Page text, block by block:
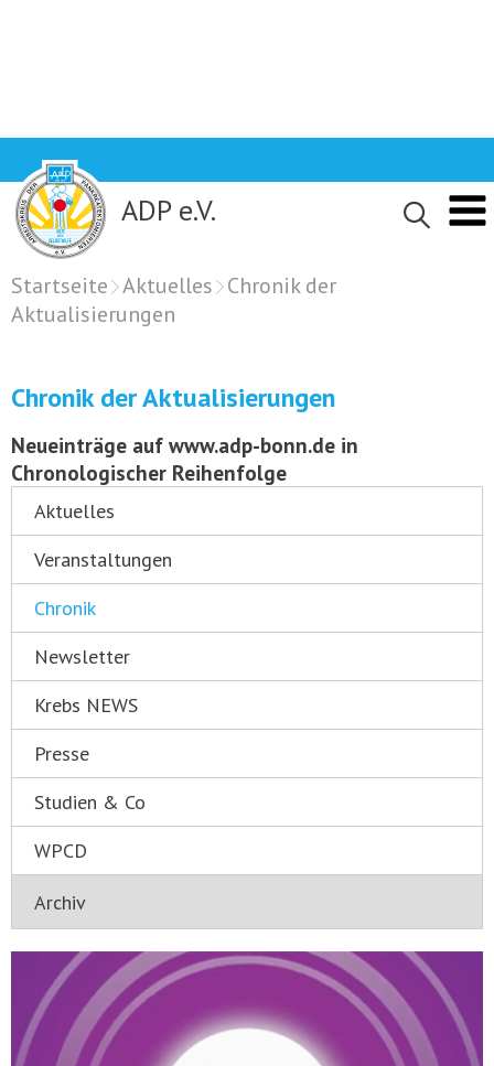
to
content
ADP e.V.
Startseite Aktuelles Chronik der
Aktualisierungen
Chronik der Aktualisierungen
Neueinträge auf www.adp-bonn.de in
Chronologischer Reihenfolge
Aktuelles
Veranstaltungen
Chronik
Newsletter
Krebs NEWS
Presse
Studien & Co
WPCD